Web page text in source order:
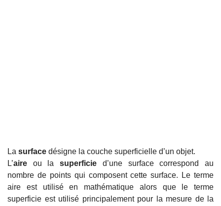
La surface désigne la couche superficielle d’un objet.
L’aire ou lasuperficie d’une surface correspond au
nombre de points qui composent cette surface. Le terme
aire est utilisé en mathématique alors que le terme
superficie est utilisé principalement pour la mesure de la